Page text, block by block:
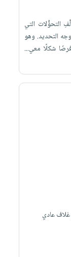
التحوُّلات التي
التحديد. وهو
فرضَا شكلًا معي...
عادي